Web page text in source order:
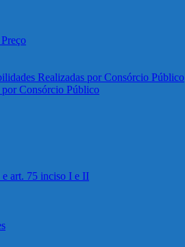
Realizadas por Consórcio Público
Consórcio Público
art. 75 inciso I e II